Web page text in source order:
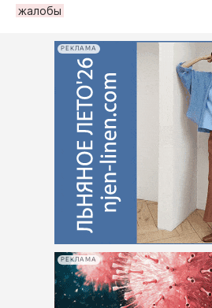
жалобы
РЕКЛАМА
РЕКЛАМА